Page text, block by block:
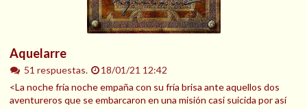
Aquelarre
51 respuestas.
18/01/21 12:42
<La noche fría noche empaña con su fría brisa ante aquellos dos
aventureros que se embarcaron en una misión casi suicida por así